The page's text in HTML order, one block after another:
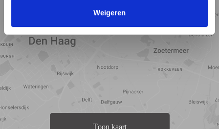
Weigeren
Toon kaart